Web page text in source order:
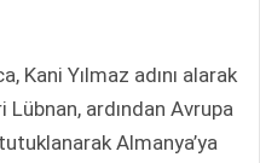
Kani Yılmaz adını alarak
Lübnan, ardından Avrupa
Almanya’ya